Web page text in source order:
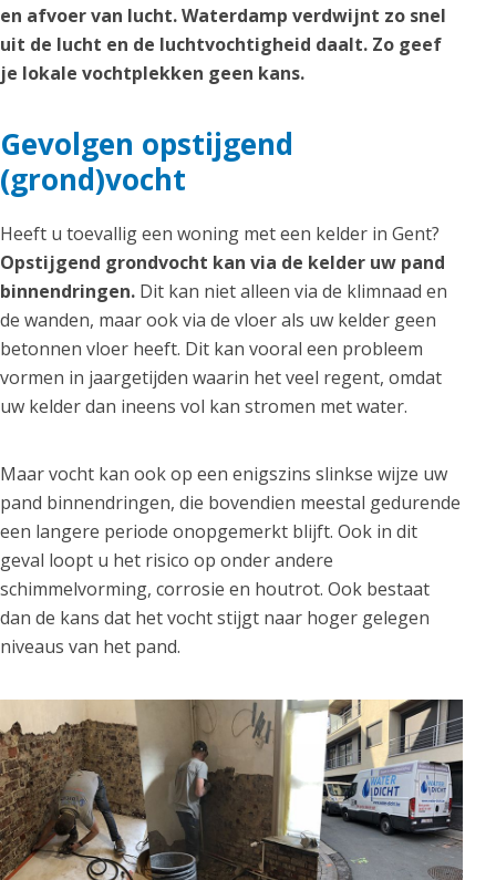
en afvoer van lucht. Waterdamp verdwijnt zo snel
uit de lucht en de luchtvochtigheid daalt. Zo geef
je lokale vochtplekken geen kans.
Gevolgen opstijgend
(grond)vocht
Heeft u toevallig een woning met een kelder in Gent?
Opstijgend grondvocht kan via de kelder uw pand
binnendringen. Dit kan niet alleen via de klimnaad en
de wanden, maar ook via de vloer als uw kelder geen
betonnen vloer heeft. Dit kan vooral een probleem
vormen in jaargetijden waarin het veel regent, omdat
uw kelder dan ineens vol kan stromen met water.
Maar vocht kan ook op een enigszins slinkse wijze uw
pand binnendringen, die bovendien meestal gedurende
een langere periode onopgemerkt blijft. Ook in dit
geval loopt u het risico op onder andere
schimmelvorming, corrosie en houtrot. Ook bestaat
dan de kans dat het vocht stijgt naar hoger gelegen
niveaus van het pand.